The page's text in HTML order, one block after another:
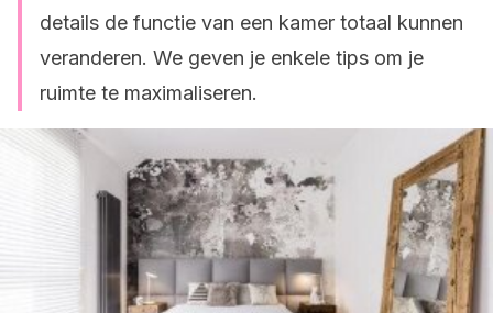
details de functie van een kamer totaal kunnen
veranderen. We geven je enkele tips om je
ruimte te maximaliseren.